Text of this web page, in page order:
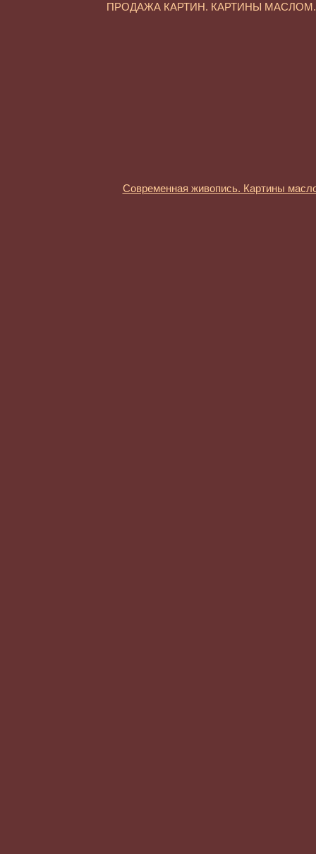
ПРОДАЖА КАРТИН. КАРТИНЫ
Современная живопись. Картины